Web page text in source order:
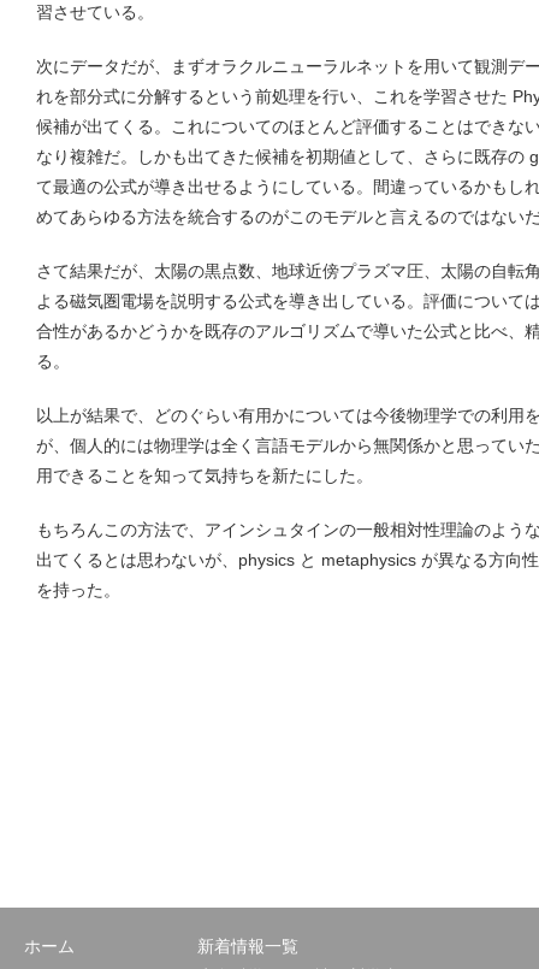
習させている。
次にデータだが、まずオラクルニューラルネットを用いて観測デ
れを部分式に分解するという前処理を行い、これを学習させた
候補が出てくる。これについてのほとんど評価することはできな
なり複雑だ。しかも出てきた候補を初期値として、さらに既存の
て最適の公式が導き出せるようにしている。間違っているかもし
めてあらゆる方法を統合するのがこのモデルと言えるのではない
さて結果だが、太陽の黒点数、地球近傍プラズマ圧、太陽の自転
よる磁気圏電場を説明する公式を導き出している。評価について
合性があるかどうかを既存のアルゴリズムで導いた公式と比べ、
る。
以上が結果で、どのぐらい有用かについては今後物理学での利用
が、個人的には物理学は全く言語モデルから無関係かと思ってい
用できることを知って気持ちを新たにした。
もちろんこの方法で、アインシュタインの一般相対性理論のよう
出てくるとは思わないが、physics と metaphysics が異なる方向
を持った。
ホーム
新着情報一覧